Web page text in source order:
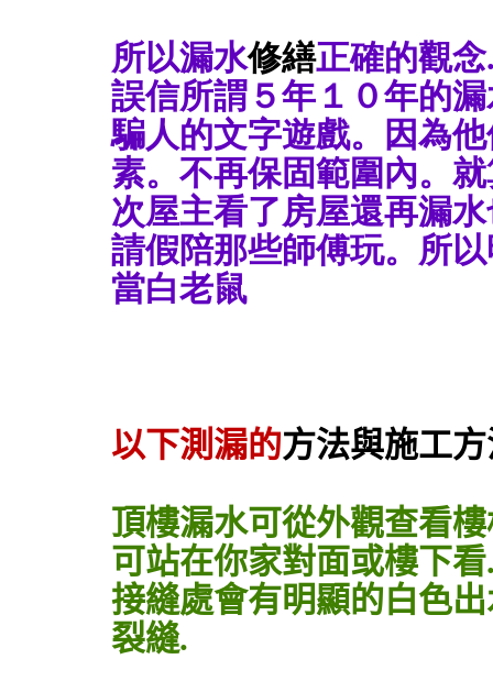
所以漏水修繕正確的觀念
誤信所謂５年１０年的
騙人的文字遊戲。因為
素。不再保固範圍內。
次屋主看了房屋還再漏
請假陪那些師傅玩。所
當白老鼠
以下測漏的方法與施工
頂樓漏水可從外觀查看
可站在你家對面或樓下看
接縫處會有明顯的白色
裂縫.